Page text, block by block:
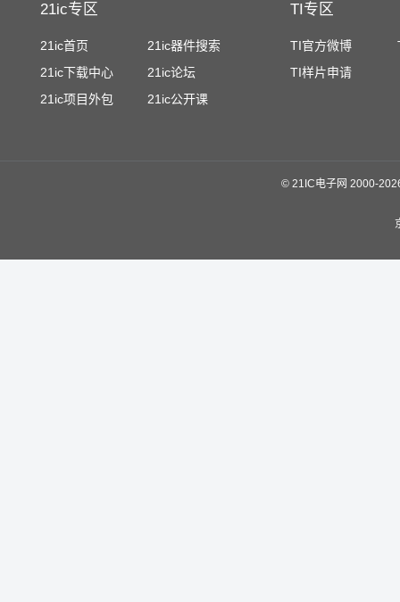
21ic专区
21ic首页
21ic器件搜索
21ic下载中心
21ic论坛
21ic项目外包
21ic公开课
TI专区
TI官方微博
TI样片申请
©21IC电子网 2000-